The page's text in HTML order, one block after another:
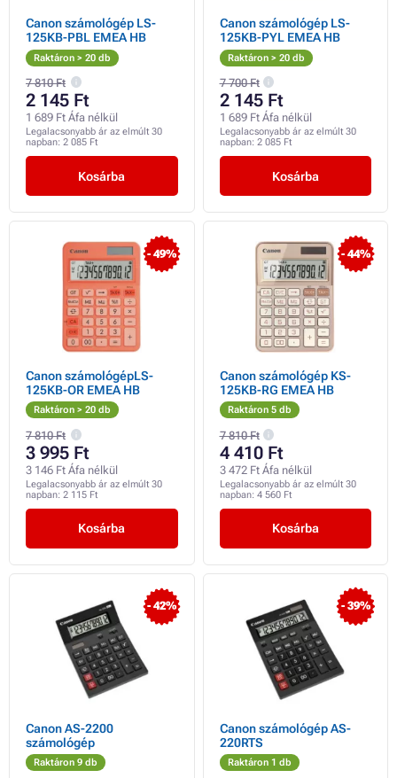
Canon számológép LS-
125KB-PBL EMEA HB
Raktáron > 20 db
7 810 Ft
2 145 Ft
1 689 Ft Áfa nélkül
Legalacsonyabb ár az elmúlt 30
napban: 2 085 Ft
Kosárba
Canon számológép LS-
125KB-PYL EMEA HB
Raktáron > 20 db
7 700 Ft
2 145 Ft
1 689 Ft Áfa nélkül
Legalacsonyabb ár az elmúlt 30
napban: 2 085 Ft
Kosárba
- 49%
Canon számológépLS-
125KB-OR EMEA HB
Raktáron > 20 db
7 810 Ft
3 995 Ft
3 146 Ft Áfa nélkül
Legalacsonyabb ár az elmúlt 30
napban: 2 115 Ft
Kosárba
- 44%
Canon számológép KS-
125KB-RG EMEA HB
Raktáron 5 db
7 810 Ft
4 410 Ft
3 472 Ft Áfa nélkül
Legalacsonyabb ár az elmúlt 30
napban: 4 560 Ft
Kosárba
- 42%
Canon AS-2200
számológép
Raktáron 9 db
- 39%
Canon számológép AS-
220RTS
Raktáron 1 db